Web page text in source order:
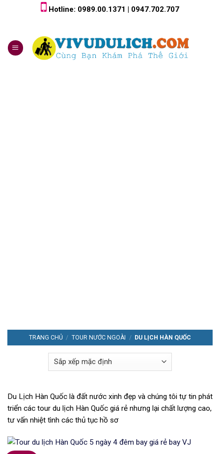
Hotline: 0989.00.1371 | 0947.702.707
TRANG CHỦ / TOUR NƯỚC NGOÀI / DU LỊCH HÀN QUỐC
Du Lịch Hàn Quốc là đất nước xinh đẹp và chúng tôi tự tin phát
triển các tour du lịch Hàn Quốc giá rẻ nhưng lại chất lượng cao,
tư vấn nhiệt tình các thủ tục hồ sơ